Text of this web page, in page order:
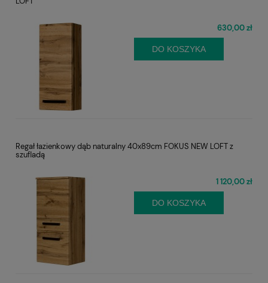
630,00 zł
DO KOSZYKA
Regał łazienkowy dąb naturalny 40x89cm FOKUS NEW LOFT z
szufladą
1 120,00 zł
DO KOSZYKA